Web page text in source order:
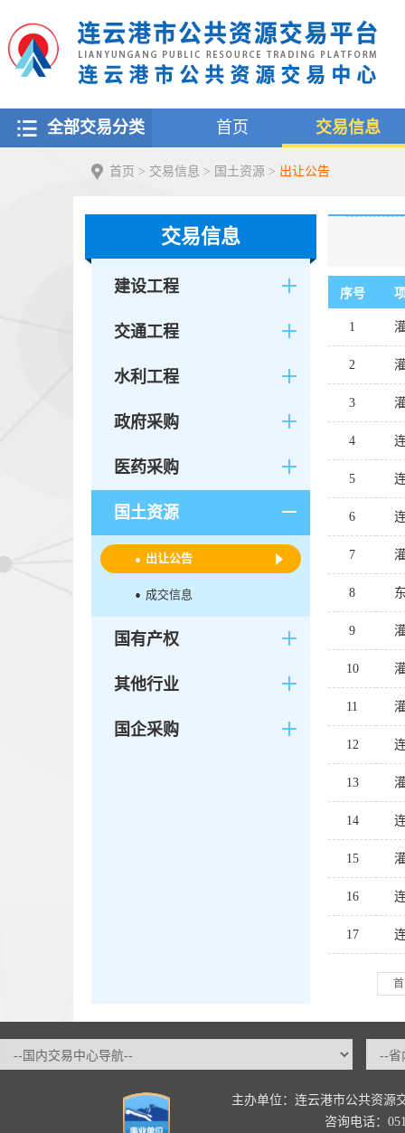
全部交易分类 首页 交易信息
首页 > 交易信息 > 国土资源 > 出让公告
交易信息
建设工程
交通工程
水利工程
政府采购
医药采购
国土资源
出让公告
成交信息
国有产权
其他行业
国企采购
序号
1
2
3
4
5
6
7
8
9
10
11
12
13
14
15
16
17
主办单位：连云港市公共资源
咨询电话：